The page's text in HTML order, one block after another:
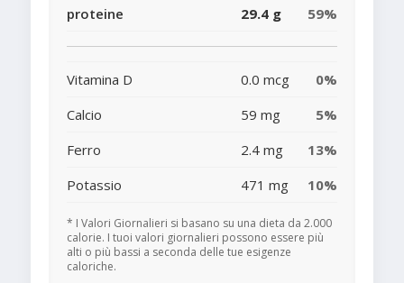
proteine
29.4 g 59%
Vitamina D 0.0 mcg
0%
Calcio
59 mg
5%
Ferro
2.4 mg
13%
Potassio
471 mg 10%
* I Valori Giornalieri si basano su una dieta da 2.000
calorie. I tuoi valori giornalieri possono essere più
alti o più bassi a seconda delle tue esigenze
caloriche.